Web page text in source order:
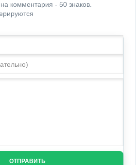
комментария - 50 знаков.
ОТПРАВИТЬ